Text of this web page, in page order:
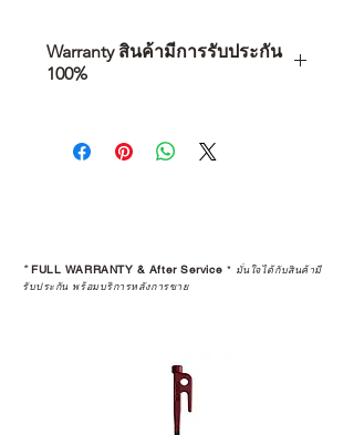
Warranty สินค้ามีการรับประกัน
100%
คุณตัดสินใจซื้อ แต่รวมไปถึง
“ประสบการณ์หลังการใช้งาน” ใน
STUDIO และร้านตัวแทนจำหน่ายที่
ได้รับการแต่งตั้งอย่างเป็นทางการ จะ
เป็นการให้คำแนะนำ การดูแลสินค้า
หรือการแก้ไขปัญหาที่อาจเกิดขึ้นใน
*FULL WARRANTY & After Service * มั่นใจได้กับสินค้ามี
รับประกัน พร้อมบริการหลังการขาย